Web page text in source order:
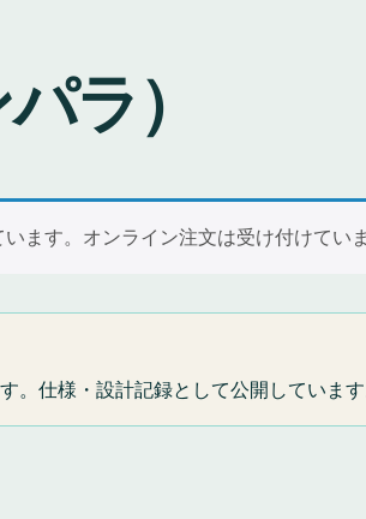
ラ）
ます。オンライン注文は受け付けていま
。仕様・設計記録として公開しています